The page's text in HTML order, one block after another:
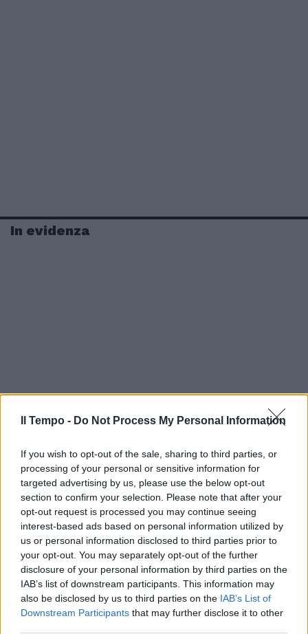
Il Tempo - Do Not Process My Personal Information
If you wish to opt-out of the sale, sharing to third parties, or
processing of your personal or sensitive information for
targeted advertising by us, please use the below opt-out
section to confirm your selection. Please note that after your
opt-out request is processed you may continue seeing
interest-based ads based on personal information utilized by
us or personal information disclosed to third parties prior to
your opt-out. You may separately opt-out of the further
disclosure of your personal information by third parties on the
IAB’s list of downstream participants. This information may
also be disclosed by us to third parties on the IAB’s List of
Downstream Participants that may further disclose it to other
In evidenza